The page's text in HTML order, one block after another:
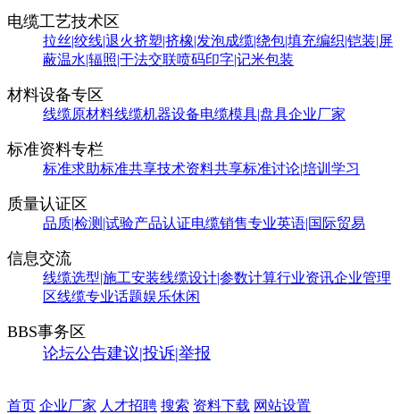
电缆工艺技术区
拉丝|绞线|退火挤塑|挤橡|发泡成缆|绕包|填充编织|铠装|屏
蔽温水|辐照|干法交联喷码印字|记米包装
材料设备专区
线缆原材料线缆机器设备电缆模具|盘具企业厂家
标准资料专栏
标准求助标准共享技术资料共享标准讨论|培训学习
质量认证区
品质|检测|试验产品认证电缆销售专业英语|国际贸易
信息交流
线缆选型|施工安装线缆设计|参数计算行业资讯企业管理
区线缆专业话题娱乐休闲
BBS事务区
论坛公告建议|投诉|举报
首页 企业厂家 人才招聘 搜索 资料下载 网站设置